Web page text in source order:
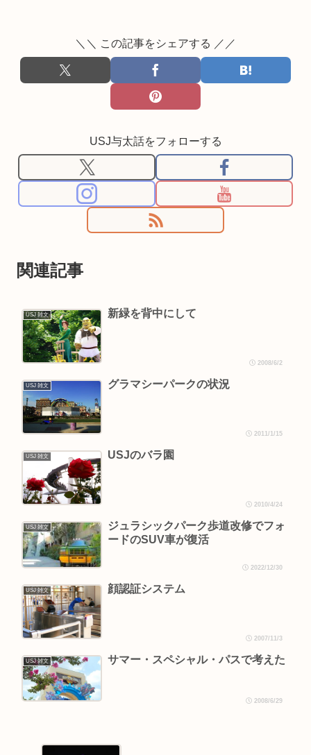
＼＼ この記事をシェアする ／／
USJ与太話をフォローする
関連記事
USJ 雑文 新緑を背中にして
2008/6/2
USJ 雑文 グラマシーパークの状況
2011/1/15
USJ 雑文 USJのバラ園
2010/4/24
USJ 雑文
ジュラシックパーク歩道改修でフォ
ードのSUV車が復活
2022/12/30
USJ 雑文 顔認証システム
2007/11/3
USJ 雑文 サマー・スペシャル・パスで考えた
2008/6/29